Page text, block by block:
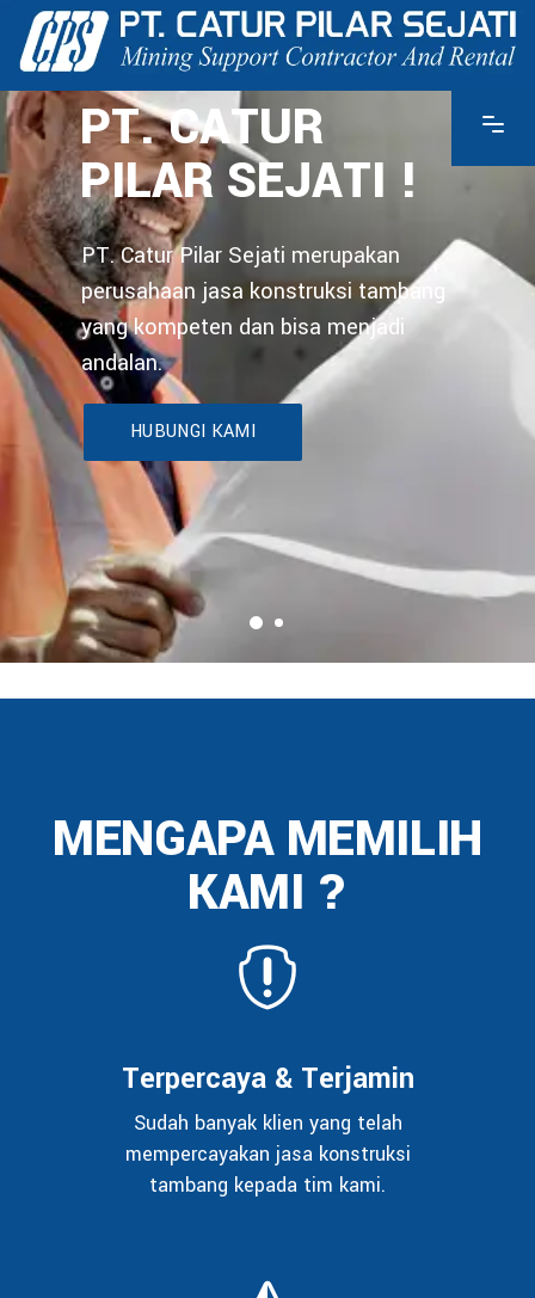
PT. CATUR
PILAR SEJATI !
PT. Catur Pilar Sejati merupakan
perusahaan jasa konstruksi tambang
yang kompeten dan bisa menjadi
andalan.
HUBUNGI KAMI
MENGAPA MEMILIH
KAMI ?
Terpercaya & Terjamin
Sudah banyak klien yang telah
mempercayakan jasa konstruksi
tambang kepada tim kami.